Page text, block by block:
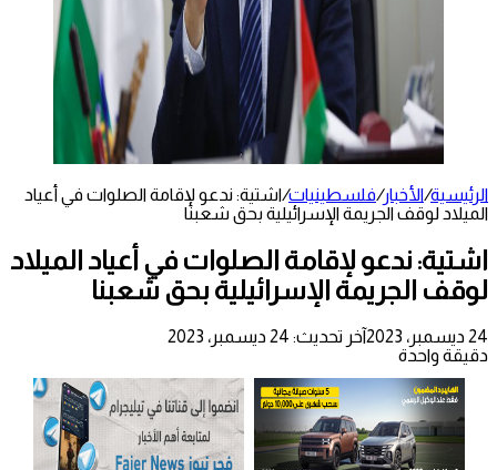
الرئيسية/الأخبار/فلسطينيات/اشتية: ندعو لإقامة الصلوات في أعياد
الميلاد لوقف الجريمة الإسرائيلية بحق شعبنا
اشتية: ندعو لإقامة الصلوات في أعياد الميلاد
لوقف الجريمة الإسرائيلية بحق شعبنا
24 ديسمبر، 2023
آخر تحديث: 24 ديسمبر، 2023
دقيقة واحدة